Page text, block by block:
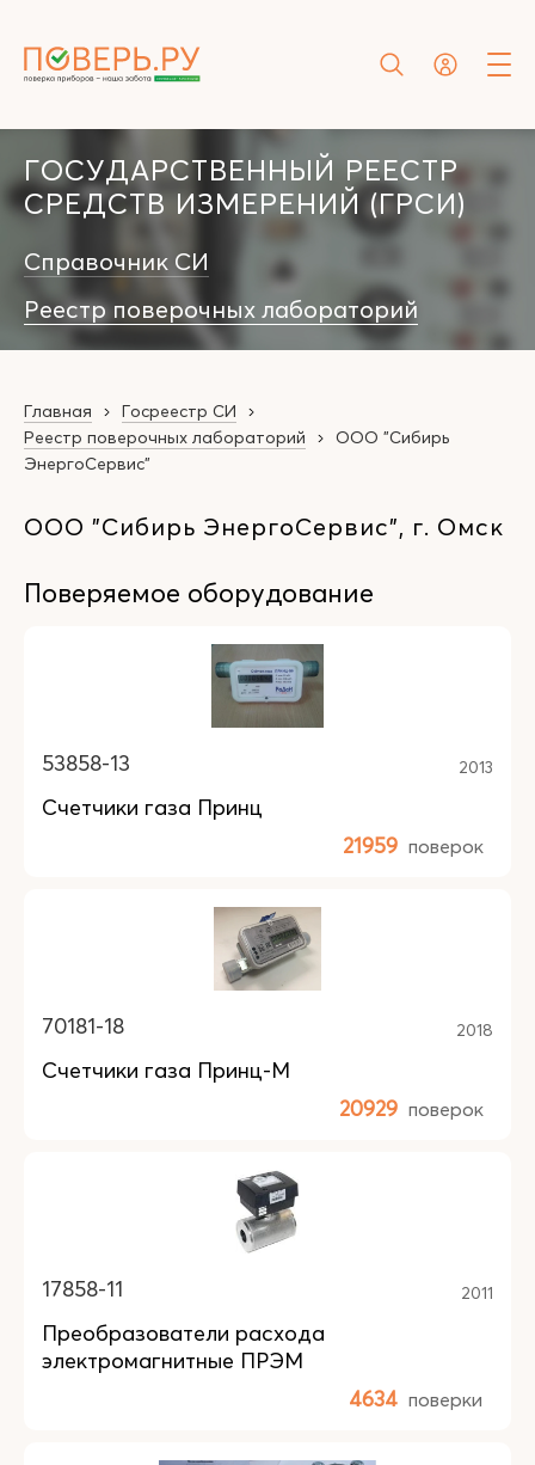
ГОСУДАРСТВЕННЫЙ РЕЕСТР
СРЕДСТВ ИЗМЕРЕНИЙ (ГРСИ)
Справочник СИ
Реестр поверочных лабораторий
Главная
Госреестр СИ
Реестр поверочных лабораторий
ООО "Сибирь
ЭнергоСервис"
ООО "Сибирь ЭнергоСервис", г. Омск
Поверяемое оборудование
53858-13 2013
Счетчики газа Принц
21959 поверок
70181-18 2018
Счетчики газа Принц-М
20929 поверок
17858-11 2011
Преобразователи расхода
электромагнитные ПРЭМ
4634 поверки